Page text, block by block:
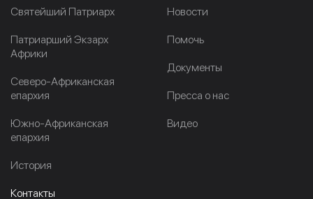
Cвятейший Патриарх
Патриарший Экзарх
Африки
Северо-Африканская
епархия
Южно-Африканская
епархия
История
Новости
Помочь
Документы
Пресса о нас
Видео
Контакты